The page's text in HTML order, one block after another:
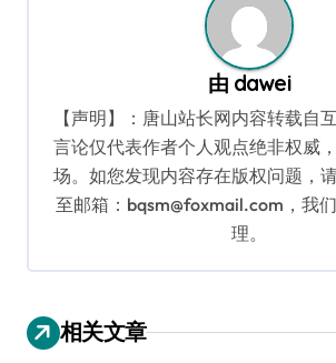
由 dawei
【声明】：唐山站长网内容转载自
言论仅代表作者个人观点绝非权威
场。如您发现内容存在版权问题，
至邮箱：bqsm@foxmail.com，我
理。
相关文章